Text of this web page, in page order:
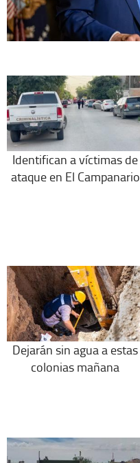
Identifican a víctimas de
ataque en El Campanario
Dejarán sin agua a estas
colonias mañana